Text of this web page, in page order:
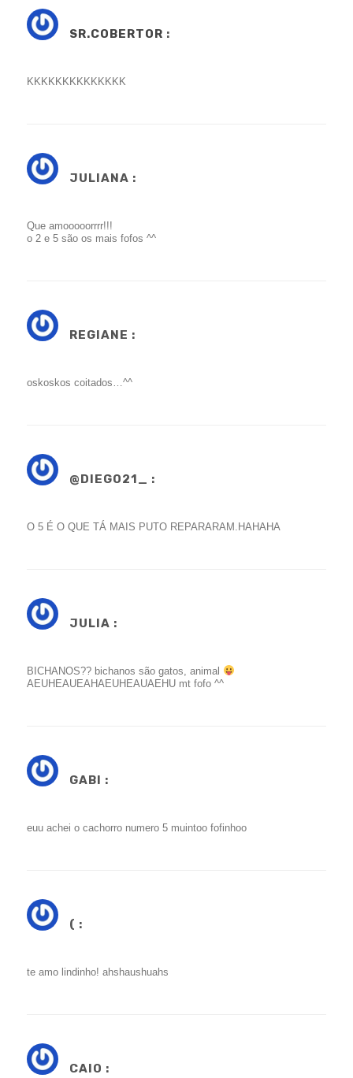
SR.COBERTOR :
KKKKKKKKKKKKKK
JULIANA :
Que amooooorrrr!!!
o 2 e 5 são os mais fofos ^^
REGIANE :
oskoskos coitados…^^
@DIEGO21_ :
O 5 É O QUE TÁ MAIS PUTO REPARARAM.HAHAHA
JULIA :
BICHANOS?? bichanos são gatos, animal
AEUHEAUEAHAEUHEAUAEHU mt fofo ^^
GABI :
euu achei o cachorro numero 5 muintoo fofinhoo
( :
te amo lindinho! ahshaushuahs
CAIO :